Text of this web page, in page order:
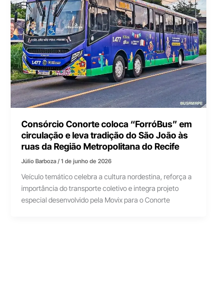
Consórcio Conorte coloca “ForróBus” em
circulação e leva tradição do São João às
ruas da Região Metropolitana do Recife
Júlio Barboza/1 de junho de 2026
Veículo temático celebra a cultura nordestina, reforça a
importância do transporte coletivo e integra projeto
especial desenvolvido pela Movix para o Conorte